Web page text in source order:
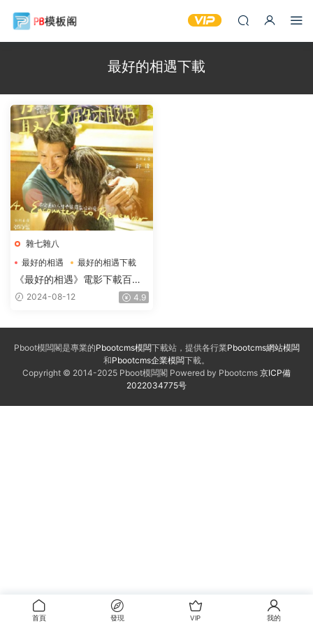
最好的相遇下載
雜七雜八
最好的相遇
最好的相遇下載
最好的相遇電影下載
《最好的相遇》電影下載百度
網盤HD國語中英雙字
2024-08-12 4.9
Pboot模闆閣是專業的Pbootcms模闆下載站，提供各行業Pbootcms網站模闆
和Pbootcms企業模闆下載。
Copyright © 2014-2025 Pboot模闆閣 Powered by Pbootcms 京ICP備
2022034775号
首頁 發現 VIP 我的